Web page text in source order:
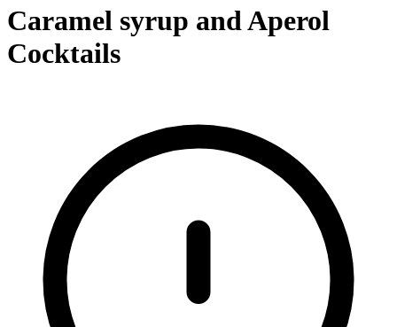
Caramel syrup and Aperol
Cocktails